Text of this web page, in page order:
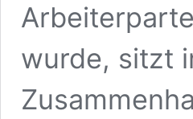
wurde, sitzt